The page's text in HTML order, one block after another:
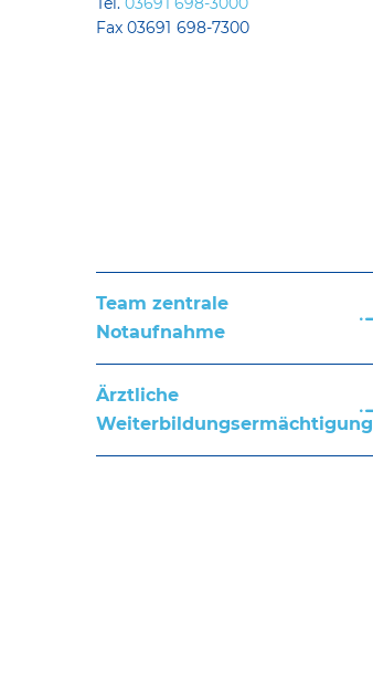
Fax 03691 698-7300
Team zentrale
Notaufnahme
Ärztliche
Weiterbildungsermächtigung